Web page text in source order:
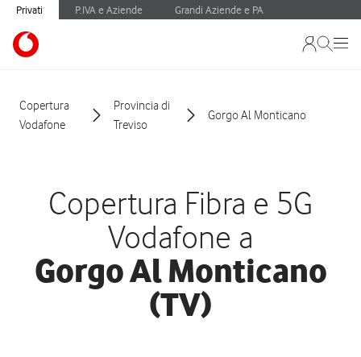
Privati P.IVA e Aziende Grandi Aziende e PA
Copertura
Vodafone
Provincia di
Treviso
Gorgo Al Monticano
Copertura Fibra e 5G
Vodafone a
Gorgo Al Monticano
(TV)